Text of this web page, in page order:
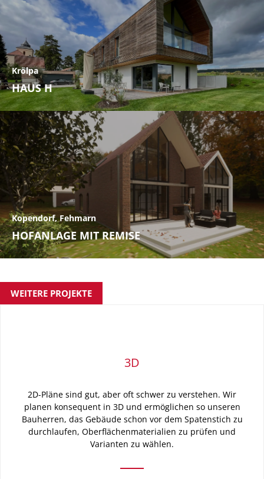
Krölpa
HAUS H
Kopendorf, Fehmarn
HOFANLAGE MIT REMISE
WEITERE PROJEKTE
3D
2D-Pläne sind gut, aber oft schwer zu verstehen. Wir
planen konsequent in 3D und ermöglichen so unseren
Bauherren, das Gebäude schon vor dem Spatenstich zu
durchlaufen, Oberflächenmaterialien zu prüfen und
Varianten zu wählen.